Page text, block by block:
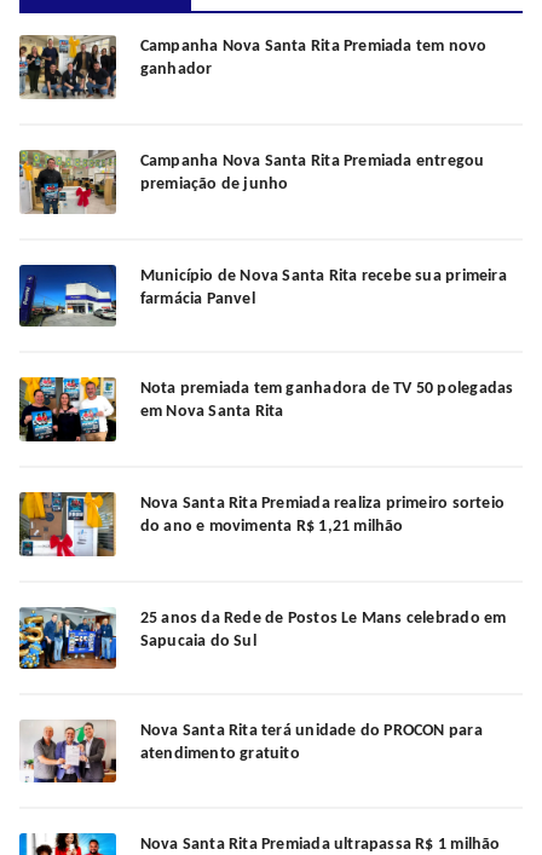
Campanha Nova Santa Rita Premiada tem novo
ganhador
Campanha Nova Santa Rita Premiada entregou
premiação de junho
Município de Nova Santa Rita recebe sua primeira
farmácia Panvel
Nota premiada tem ganhadora de TV 50 polegadas
em Nova Santa Rita
Nova Santa Rita Premiada realiza primeiro sorteio
do ano e movimenta R$ 1,21 milhão
25 anos da Rede de Postos Le Mans celebrado em
Sapucaia do Sul
Nova Santa Rita terá unidade do PROCON para
atendimento gratuito
Nova Santa Rita Premiada ultrapassa R$ 1 milhão